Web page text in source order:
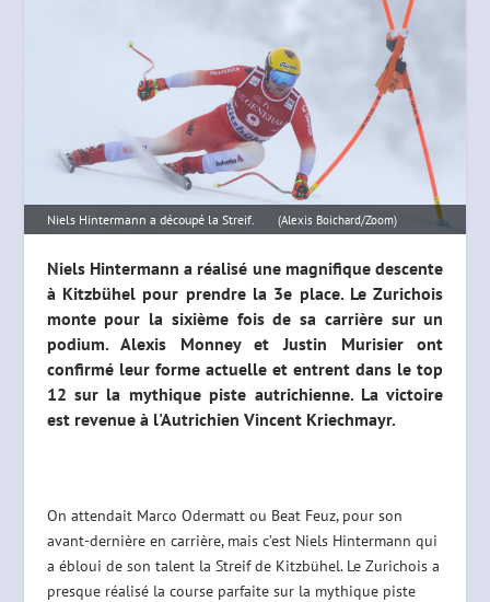
Niels Hintermann a découpé la Streif. (Alexis Boichard/Zoom)
Niels Hintermann a réalisé une magnifique descente
à Kitzbühel pour prendre la 3e place. Le Zurichois
monte pour la sixième fois de sa carrière sur un
podium. Alexis Monney et Justin Murisier ont
confirmé leur forme actuelle et entrent dans le top
12 sur la mythique piste autrichienne. La victoire
est revenue à l'Autrichien Vincent Kriechmayr.
On attendait Marco Odermatt ou Beat Feuz, pour son
avant-dernière en carrière, mais c’est Niels Hintermann qui
a ébloui de son talent la Streif de Kitzbühel. Le Zurichois a
presque réalisé la course parfaite sur la mythique piste